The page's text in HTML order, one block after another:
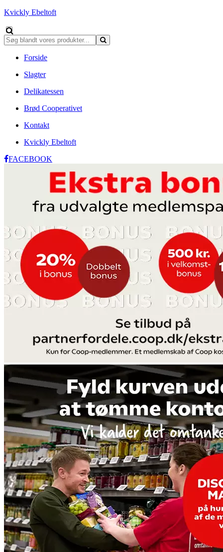
Kvickly Ebeltoft
Forside
Slagter
Delikatessen
Brød Cooperativet
Kontakt
Kvickly Ebeltoft
FACEBOOK